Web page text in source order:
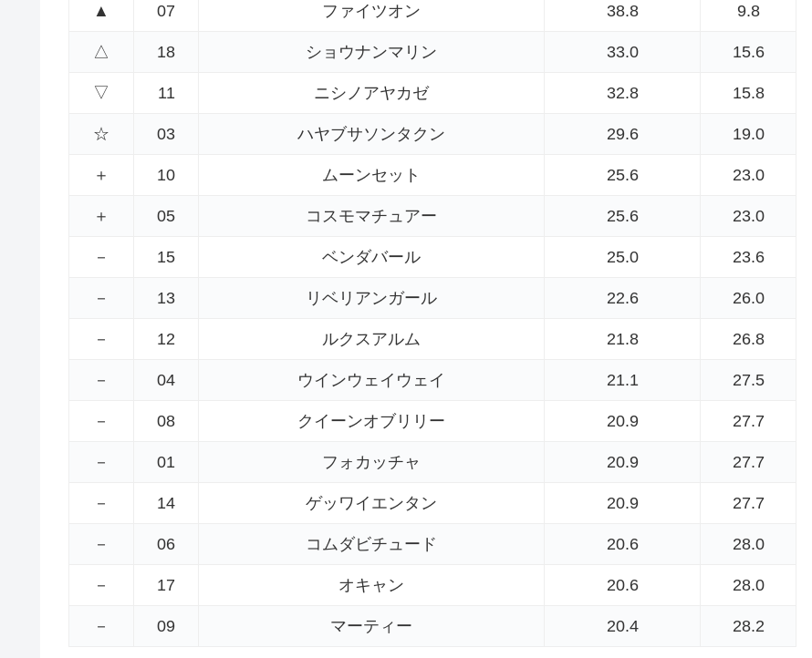
▲ 07 ファイツオン 38.8 9.8
△ 18 ショウナンマリン 33.0 15.6
▽ 11 ニシノアヤカゼ 32.8 15.8
☆ 03 ハヤブサソンタクン 29.6 19.0
＋ 10 ムーンセット 25.6 23.0
＋ 05 コスモマチュアー 25.6 23.0
－ 15 ベンダバール 25.0 23.6
－ 13 リベリアンガール 22.6 26.0
－ 12 ルクスアルム 21.8 26.8
－ 04 ウインウェイウェイ 21.1 27.5
－ 08 クイーンオブリリー 20.9 27.7
－ 01 フォカッチャ 20.9 27.7
－ 14 ゲッワイエンタン 20.9 27.7
－ 06 コムダビチュード 20.6 28.0
－ 17 オキャン 20.6 28.0
－ 09 マーティー 20.4 28.2